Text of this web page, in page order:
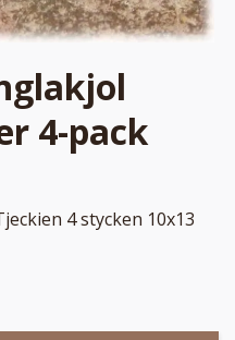
4-pack
4 stycken 10x13